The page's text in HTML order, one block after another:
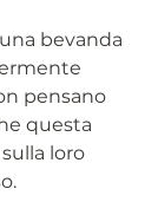
pensano
questa
loro